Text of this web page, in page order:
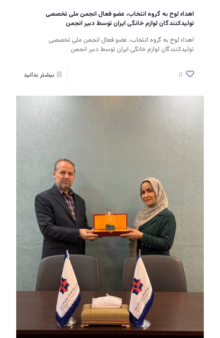
اهداء لوح به گروه انتخاب، عضو فعال انجمن ملی تخصصی
تولیدکنندگان لوازم خانگی ایران توسط دبیر انجمن
اهداء لوح به گروه انتخاب، عضو فعال انجمن ملی تخصصی
تولیدکنندگان لوازم خانگی ایران توسط دبیر انجمن
0 بیشتر بدانید